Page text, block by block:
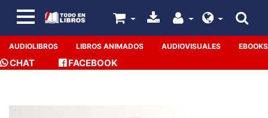
AUDIOLIBROS LIBROS ANIMADOS AUDIOVISUALES EBOOKS
CHAT FACEBOOK